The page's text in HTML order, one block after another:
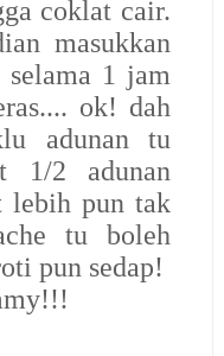
coklat cair.
masukkan
1 jam
ok! dah
adunan tu
1/2 adunan
lebih pun tak
tu boleh
pun sedap!